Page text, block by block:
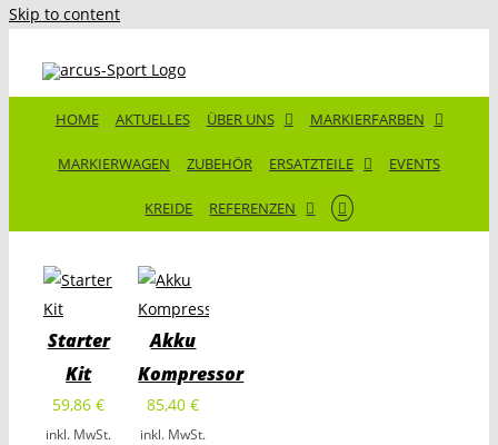
Skip to content
HOME AKTUELLES ÜBER UNS MARKIERFARBEN
MARKIERWAGEN ZUBEHÖR ERSATZTEILE EVENTS
KREIDE REFERENZEN
Starter
Kit
59,86€
inkl. MwSt.
Akku
Kompressor
85,40€
inkl. MwSt.